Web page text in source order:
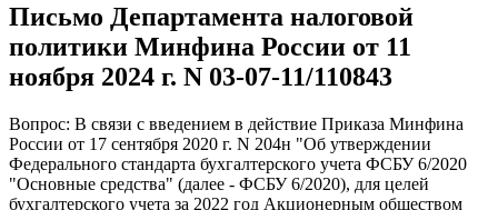
Письмо Департамента налоговой
политики Минфина России от 11
ноября 2024 г. N 03-07-11/110843
Вопрос: В связи с введением в действие Приказа Минфина
России от 17 сентября 2020 г. N 204н "Об утверждении
Федерального стандарта бухгалтерского учета ФСБУ 6/2020
"Основные средства" (далее - ФСБУ 6/2020), для целей
бухгалтерского учета за 2022 год Акционерным обществом